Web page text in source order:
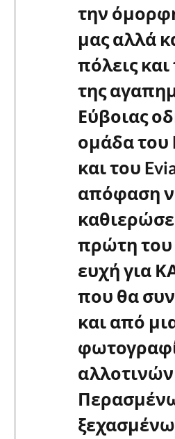
την
μας αλλά
πόλεις
της
Εύβοιας
ομάδα του
και του
απόφαση
πρώτη του
ευχή για
που θα
και από